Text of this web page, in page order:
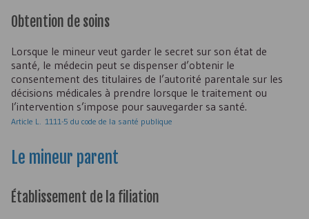
Obtention de soins
Lorsque le mineur veut garder le secret sur son état de
santé, le médecin peut se dispenser d’obtenir le
consentement des titulaires de l’autorité parentale sur les
décisions médicales à prendre lorsque le traitement ou
l’intervention s’impose pour sauvegarder sa santé.
Article L. 1111-5 du code de la santé publique
Le mineur parent
Établissement de la filiation